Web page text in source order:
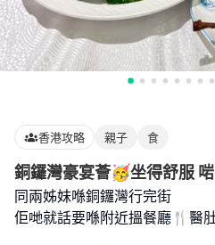
香港攻略 親子 食
銅鑼灣豪宴薈🥳坐得舒服
同兩姊妹喺銅鑼灣行完街
佢哋就話要喺附近搵餐廳🍴醫